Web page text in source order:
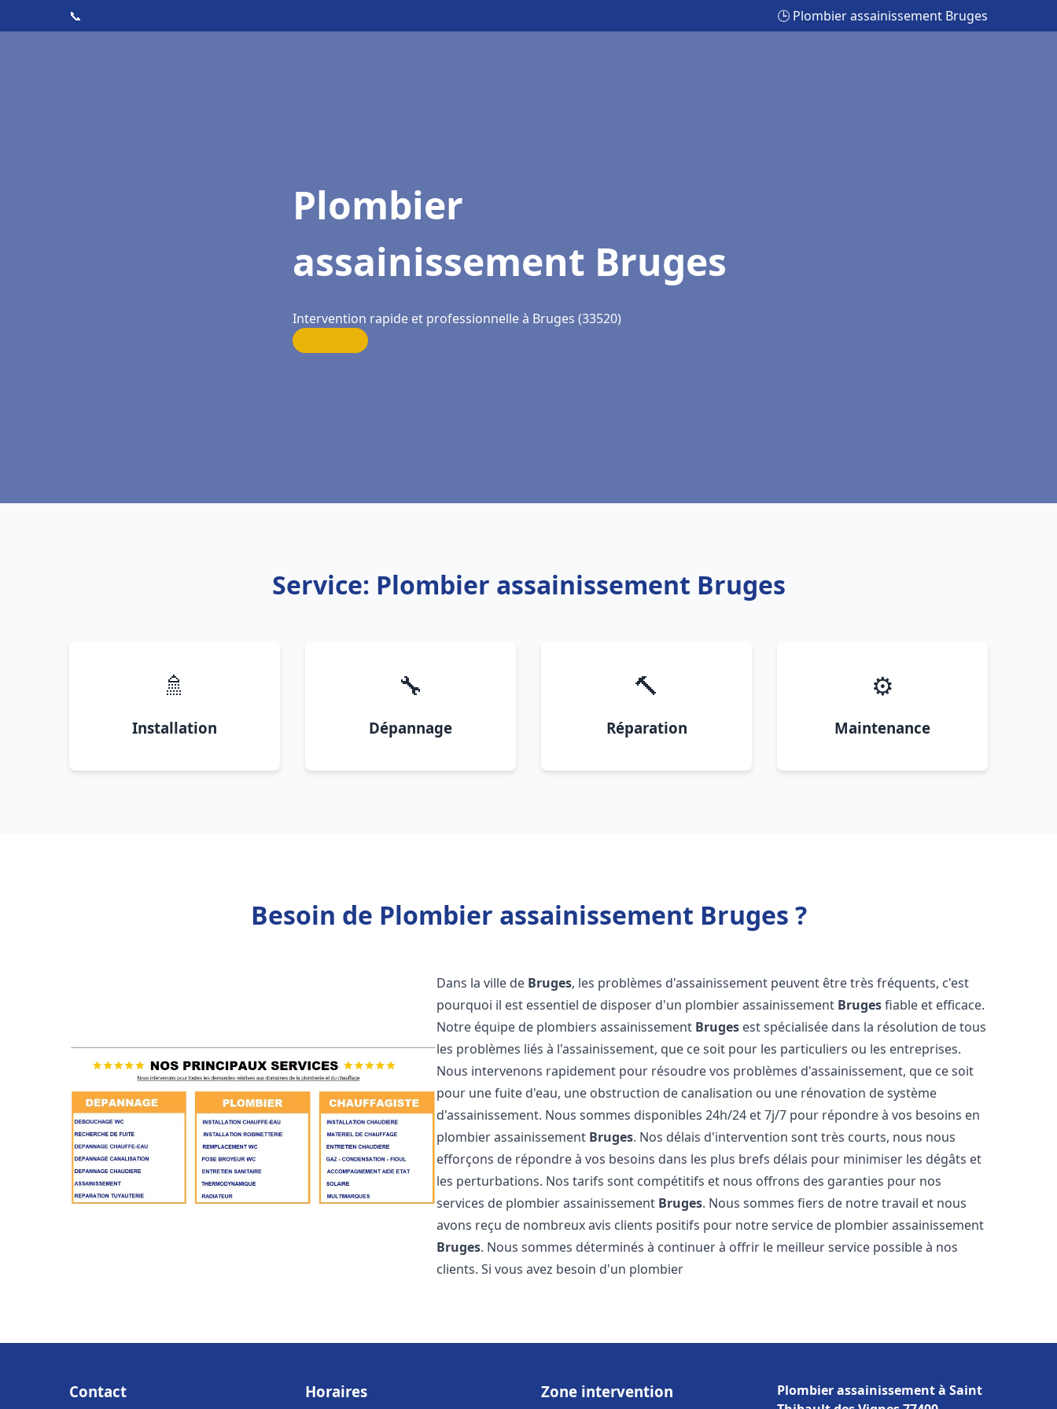
📞 🕒 Plombier assainissement Bruges
Plombier
assainissement Bruges
Intervention rapide et professionnelle à Bruges (33520)
Service: Plombier assainissement Bruges
🚿
Installation
🔧
Dépannage
🔨
Réparation
⚙️
Maintenance
Besoin de Plombier assainissement Bruges ?
Dans la ville de Bruges, les problèmes d'assainissement peuvent être très fréquents, c'est
pourquoi il est essentiel de disposer d'un plombier assainissement Brugesfiable et efficace.
Notre équipe de plombiers assainissement Bruges est spécialisée dans la résolution de tous
les problèmes liés à l'assainissement, que ce soit pour les particuliers ou les entreprises.
Nous intervenons rapidement pour résoudre vos problèmes d'assainissement, que ce soit
pour une fuite d'eau, une obstruction de canalisation ou une rénovation de système
d'assainissement. Nous sommes disponibles 24h/24 et 7j/7 pour répondre à vos besoins en
plombier assainissement Bruges. Nos délais d'intervention sont très courts, nous nous
efforçons de répondre à vos besoins dans les plus brefs délais pour minimiser les dégâts et
les perturbations. Nos tarifs sont compétitifs et nous offrons des garanties pour nos
services de plombier assainissement Bruges. Nous sommes fiers de notre travail et nous
avons reçu de nombreux avis clients positifs pour notre service de plombier assainissement
Bruges. Nous sommes déterminés à continuer à offrir le meilleur service possible à nos
clients. Si vous avez besoin d'un plombier
Contact Horaires Zone intervention
Plombier assainissement à Saint